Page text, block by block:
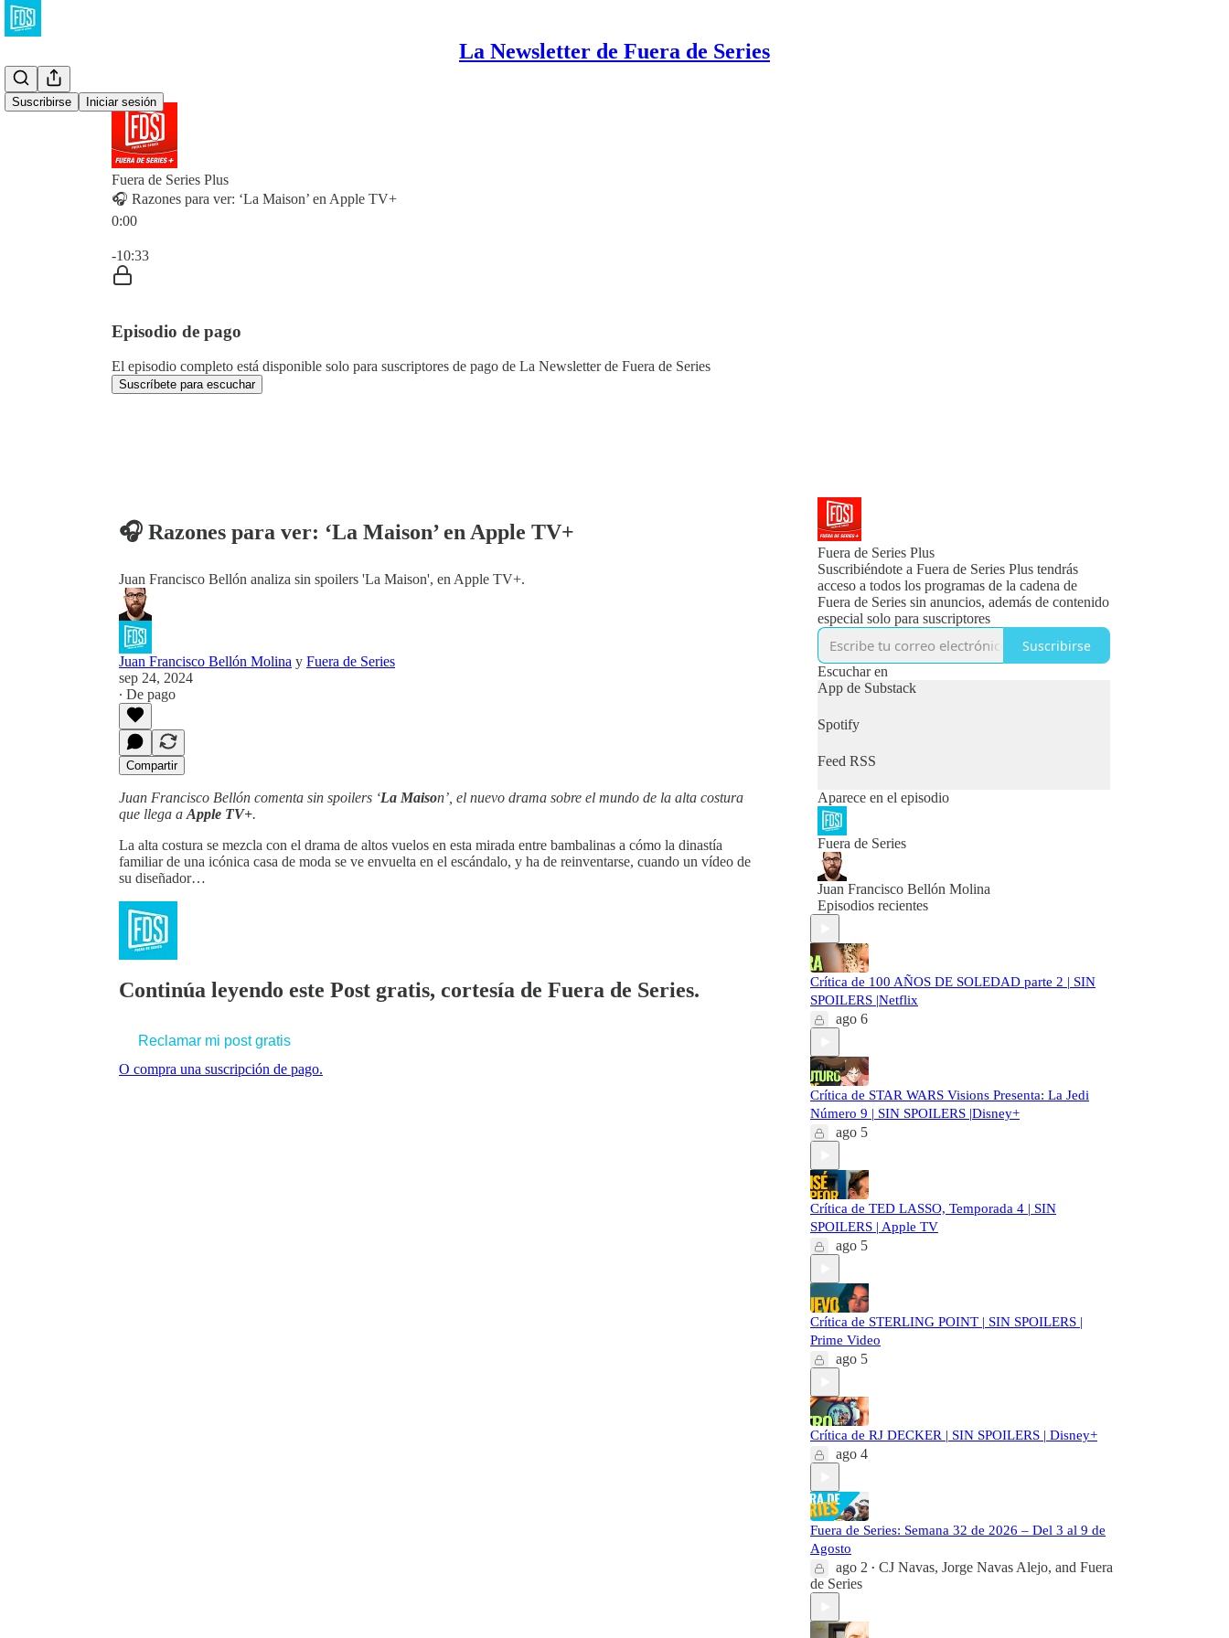
La Newsletter de Fuera de Series
Suscribirse Iniciar sesión
Fuera de Series Plus
🎧 Razones para ver: ‘La Maison’ en Apple TV+
0:00
-10:33
Episodio de pago
El episodio completo está disponible solo para suscriptores de pago de La Newsletter de Fuera de Series
Suscríbete para escuchar
🎧 Razones para ver: ‘La Maison’ en Apple TV+
Juan Francisco Bellón analiza sin spoilers 'La Maison', en Apple TV+.
Juan Francisco Bellón Molina y Fuera de Series
sep 24, 2024
∙ De pago
Compartir
Juan Francisco Bellón comenta sin spoilers ‘La Maison’, el nuevo drama sobre el mundo de la alta costura
que llega a Apple TV+.
La alta costura se mezcla con el drama de altos vuelos en esta mirada entre bambalinas a cómo la dinastía
familiar de una icónica casa de moda se ve envuelta en el escándalo, y ha de reinventarse, cuando un vídeo de
su diseñador…
Continúa leyendo este Post gratis, cortesía de Fuera de Series.
Reclamar mi post gratis
O compra una suscripción de pago.
Fuera de Series Plus
Suscribiéndote a Fuera de Series Plus tendrás
acceso a todos los programas de la cadena de
Fuera de Series sin anuncios, además de contenido
especial solo para suscriptores
Suscribirse
Escuchar en
App de Substack
Spotify
Feed RSS
Aparece en el episodio
Fuera de Series
Juan Francisco Bellón Molina
Episodios recientes
Crítica de 100 AÑOS DE SOLEDAD parte 2 | SIN
SPOILERS |Netflix
ago 6
Crítica de STAR WARS Visions Presenta: La Jedi
Número 9 | SIN SPOILERS |Disney+
ago 5
Crítica de TED LASSO, Temporada 4 | SIN
SPOILERS | Apple TV
ago 5
Crítica de STERLING POINT | SIN SPOILERS |
Prime Video
ago 5
Crítica de RJ DECKER | SIN SPOILERS | Disney+
ago 4
Fuera de Series: Semana 32 de 2026 – Del 3 al 9 de
Agosto
ago 2 • CJ Navas, Jorge Navas Alejo, and Fuera
de Series